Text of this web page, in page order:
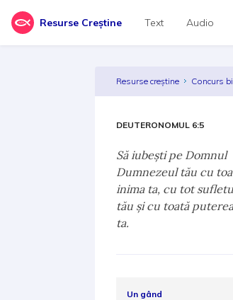
Resurse Creștine Text Audio
Resurse creștine Concurs
DEUTERONOMUL 6:5
Să iubeşti pe Domnul
Dumnezeul tău cu
inima ta, cu tot
tău şi cu toată
ta.
Un gând